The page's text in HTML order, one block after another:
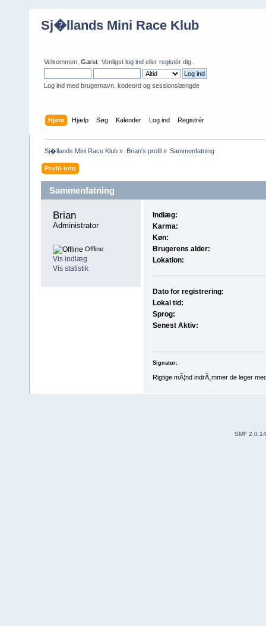
Sj�llands Mini Race Klub
Velkommen, Gæst . Venligst log ind eller registér dig.
Log ind med brugernavn, kodeord og sessionslængde
Hjem Hjælp Søg Kalender Log ind Registrér
Sj�llands Mini Race Klub » Brian's profil» Sammenfatning
Profil-info
Sammenfatning
Brian
Administrator
Offline
Vis indlæg
Vis statistik
Indlæg:
Karma:
Køn:
Brugerens alder:
Lokation:
Dato for registrering:
Lokal tid:
Sprog:
Senest Aktiv:
Signatur:
Rigtige mÃ¦nd indrÃ¸mmer de leger
SMF 2.0.14